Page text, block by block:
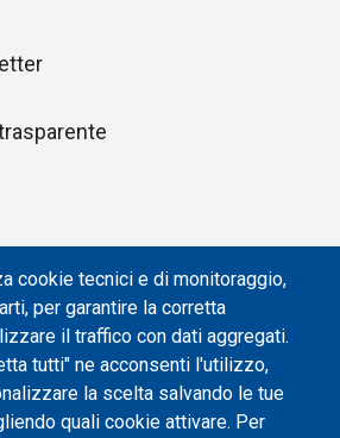
cookie tecnici e di monitoraggio,
per garantire la corretta
il traffico con dati aggregati.
tutti" ne acconsenti l'utilizzo,
la scelta salvando le tue
quali cookie attivare. Per